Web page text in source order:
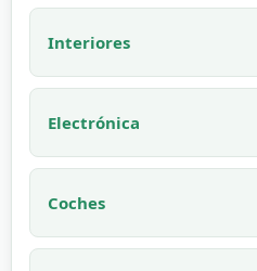
Interiores
Electrónica
Coches